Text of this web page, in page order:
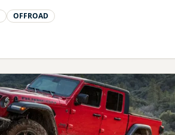
OFFROAD